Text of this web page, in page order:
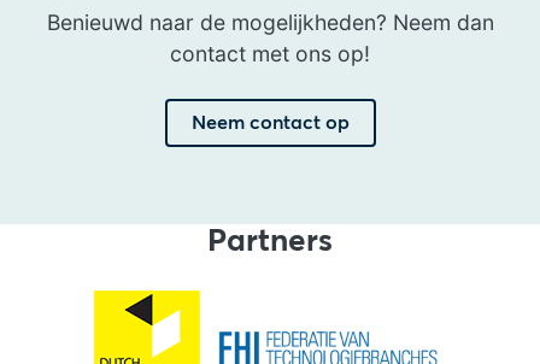
Benieuwd naar de mogelijkheden? Neem dan
contact met ons op!
Neem contact op
Partners